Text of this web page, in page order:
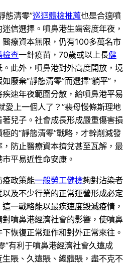
態清零”巡迴體檢推薦也是合適噴
信選擇。噴鼻港生齒密度年夜，
療資本無限，仍有100多萬名市
檢查一針疫苗，70歲或以上長健
此外，噴鼻港對外高度開放，境
廢棄“靜態清零”而選擇“躺平”，
速年夜範圍分散，給噴鼻港平易
愛上一個人了？”裴母慢條斯理地
兒子。社會成長形成嚴重傷害損
的“靜態清零”戰略，才幹削減發
防止醫療資本擠兌甚至瓦解，最
平易近性命安康。
疫政策能一般勞工健檢夠對沾染者
及不少行業的正常運營形成必定
一戰略能以最疾速度毀滅疫情，
噴鼻港經濟社會的影響，使噴鼻
恢復正常運作和對外正常來往。
”有利于噴鼻港經濟社會久遠成
賬、久遠賬、總體賬，盡不克不